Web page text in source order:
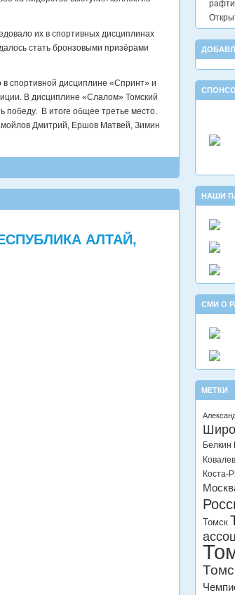
их в спортивных дисциплинах
стать бронзовыми призёрами
спортивной дисциплине «Спринт» и
В дисциплине «Слалом» Томский
победу. В итоге общее третье место.
Дмитрий, Ершов Матвей, Зимин
АЛТАЙ,
НАШИ
СМИ О
МЕТКИ
Белкин
Коста-
Томск